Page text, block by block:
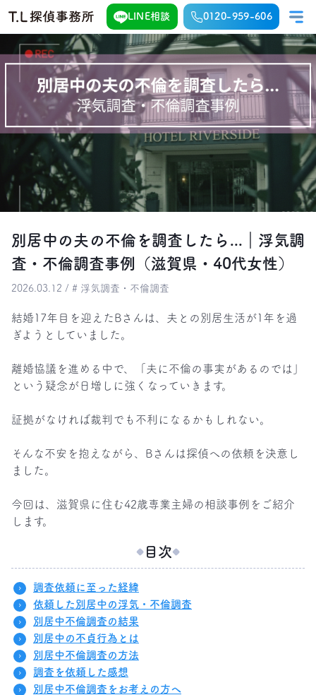
LINE相談 0120-959-606
別居中の夫の不倫を調査したら...｜浮気調
査・不倫調査事例（滋賀県・40代女性）
2026.03.12 / # 浮気調査・不倫調査
結婚17年目を迎えたBさんは、夫との別居生活が1年を過
ぎようとしていました。
離婚協議を進める中で、「夫に不倫の事実があるのでは」
という疑念が日増しに強くなっていきます。
証拠がなければ裁判でも不利になるかもしれない。
そんな不安を抱えながら、Bさんは探偵への依頼を決意し
ました。
今回は、滋賀県に住む42歳専業主婦の相談事例をご紹介
します。
目次
調査依頼に至った経緯
依頼した別居中の浮気・不倫調査
別居中不倫調査の結果
別居中の不貞行為とは
別居中不倫調査の方法
調査を依頼した感想
別居中不倫調査をお考えの方へ